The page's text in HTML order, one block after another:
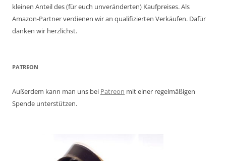
kleinen Anteil des (für euch unveränderten) Kaufpreises. Als
Amazon-Partner verdienen wir an qualifizierten Verkäufen. Dafür
danken wir herzlichst.
PATREON
Außerdem kann man uns bei Patreon mit einer regelmäßigen
Spende unterstützen.